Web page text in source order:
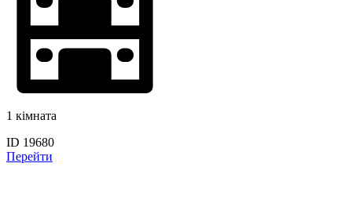
1 кімната
ID 19680
Перейти